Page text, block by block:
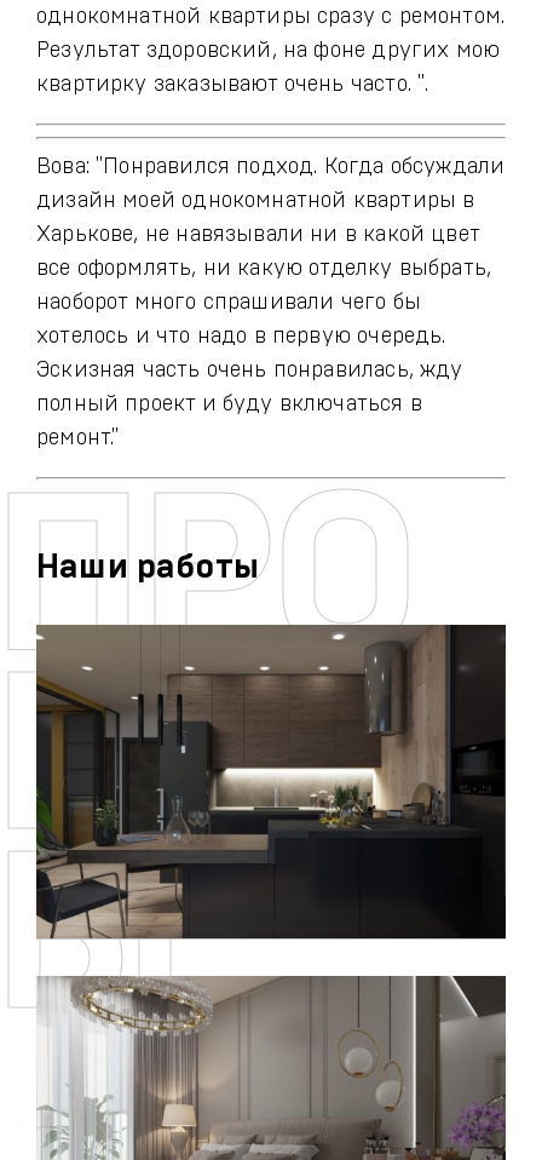
однокомнатной квартиры сразу с ремонтом.
Результат здоровский, на фоне других мою
квартирку заказывают очень часто. ".
Вова: "Понравился подход. Когда обсуждали
дизайн моей однокомнатной квартиры в
Харькове, не навязывали ни в какой цвет
все оформлять, ни какую отделку выбрать,
наоборот много спрашивали чего бы
хотелось и что надо в первую очередь.
Эскизная часть очень понравилась, жду
полный проект и буду включаться в
ремонт."
Наши работы